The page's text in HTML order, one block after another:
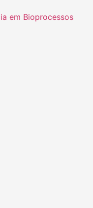
em Bioprocessos